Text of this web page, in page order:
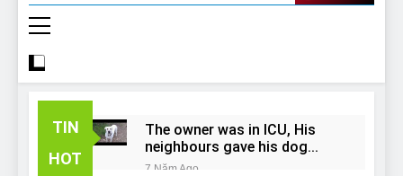
TIN
HOT
The owner was in ICU, His
neighbours gave his dog
away!
7 Năm Ago